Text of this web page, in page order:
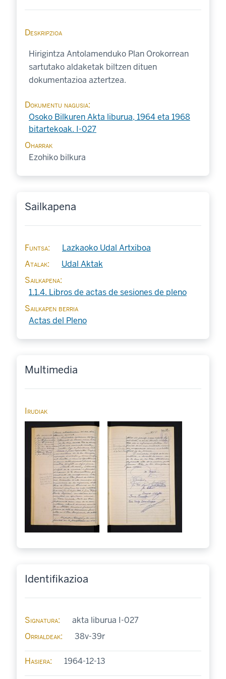
Deskripzioa
Hirigintza Antolamenduko Plan Orokorrean
sartutako aldaketak biltzen dituen
dokumentazioa aztertzea.
Dokumentu nagusia
Osoko Bilkuren Akta liburua, 1964 eta 1968
bitartekoak. I-027
Oharrak
Ezohiko bilkura
Sailkapena
Funtsa
Lazkaoko Udal Artxiboa
Atalak
Udal Aktak
Sailkapena
1.1.4. Libros de actas de sesiones de pleno
Sailkapen berria
Actas del Pleno
Multimedia
Irudiak
Identifikazioa
Signatura
akta liburua I-027
Orrialdeak
38v-39r
Hasiera 1964-12-13